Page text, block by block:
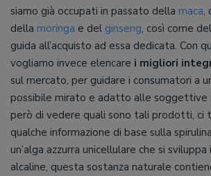
siamo già occupati in passato della maca,
della moringa e del ginseng, così come
guida all’acquisto ad essa dedicata. Con
vogliamo invece elencare i migliori
sul mercato, per guidare i consumatori a
possibile mirato e adatto alle soggettive
però di vedere quali sono tali prodotti, ci
qualche informazione di base sulla
un’alga azzurra unicellulare che si
alcaline, questa sostanza naturale